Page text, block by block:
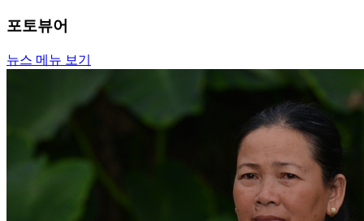
포토뷰어
뉴스 메뉴 보기